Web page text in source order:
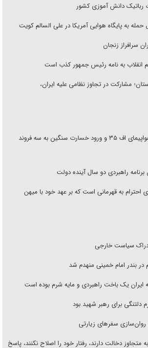
رباتیک دانش آموزی کشور
به پایگاه هوایی آمریکا در علی السالم کویت
سرافراز زنجان
انقلاب به نامه رئیس جمهور کذب است
مشارکت در تجاوز نظامی علیه ایران،
انهدام کامل سه فروند هواپیمای اف ۳۵ و ورود خسارت سنگین به سه فروند
راهبردی دو سال آینده دولت
احترام به قهرمانی است که بر عهد خود با میهن
سیاست خارجی
بندر امام خمینی منهدم شد
ایران یک باخت راهبردی و مایه شرم بوده است
برای رهبر شهید بود
روان‌سازی سفر‌های زیارتی
دخالت دارند، رفتار خود را اصلاح نکنند، پاسخ